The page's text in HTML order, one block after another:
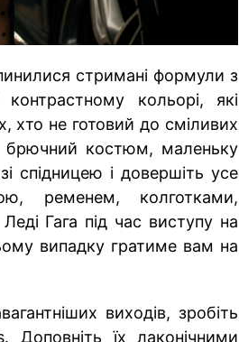
стримані формули з
кольорі, які
хто не готовий до сміливих
брючний костюм, маленьку
спідницею і довершіть усе
ременем, колготками,
Гага під час виступу на
випадку гратиме вам на
виходів, зробіть
їх лаконічними